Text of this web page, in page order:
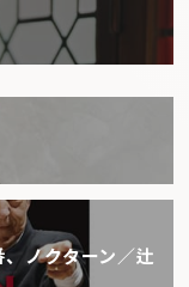
ノクターン／辻